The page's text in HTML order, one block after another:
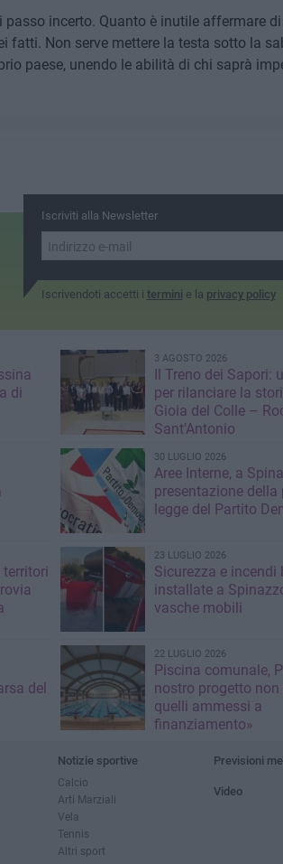
incerto. Quanto è inutile affermare
fatti. Non serve mettere la testa sotto la
paese, unendo le abilità di chi saprà
Iscriviti alla Newsletter
Iscrivendoti accetti i termini e la privacy policy
di
3 AGOSTO 2026
Il Treno dei Sapori:
per rilanciare la
Gioia del Colle –
Sant’Antonio
30 LUGLIO 2026
Aree Interne, a
presentazione della
legge del Partito
23 LUGLIO 2026
Sicurezza e incendi
installate a
vasche mobili
del
22 LUGLIO 2026
Piscina comunale,
nostro progetto non
quelli ammessi a
finanziamento»
Notizie sportive
Calcio
Arti Marziali
Vela
Tennis
Altri sport
Previsioni
Video